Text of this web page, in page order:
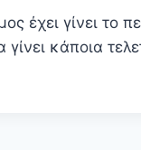
έχει γίνει το
γίνει κάποια